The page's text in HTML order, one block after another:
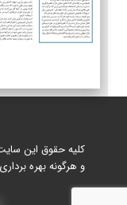
کلیه حقوق این
و هرگونه بهره